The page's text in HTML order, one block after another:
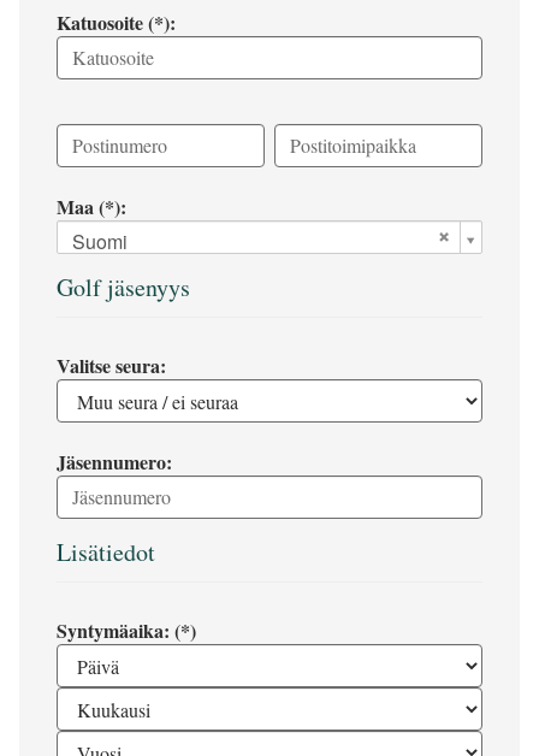
Katuosoite (*):
Maa (*):
Suomi
Golf jäsenyys
Valitse seura:
Jäsennumero:
Lisätiedot
Syntymäaika: (*)